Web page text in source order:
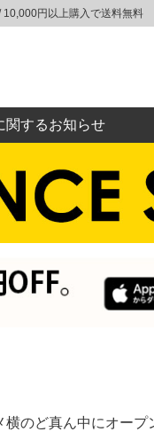
円以上購入で送料無料
関するお知らせ
のど真ん中にオープ